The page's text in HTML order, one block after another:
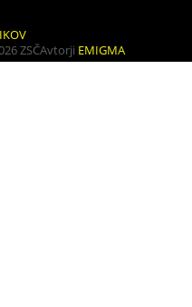
ZSČAvtorji EMIGMA